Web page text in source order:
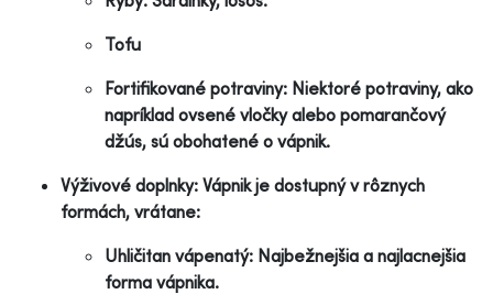
Tofu
Fortifikované potraviny: Niektoré potraviny, ako
napríklad ovsené vločky alebo pomarančový
džús, sú obohatené o vápnik.
Výživové doplnky: Vápnik je dostupný v rôznych
formách, vrátane:
Uhličitan vápenatý: Najbežnejšia a najlacnejšia
forma vápnika.